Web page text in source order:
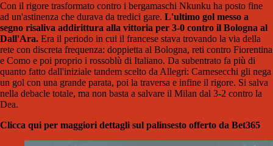
Con il rigore trasformato contro i bergamaschi Nkunku ha posto fine
ad un'astinenza che durava da tredici gare. L'ultimo gol messo a
segno risaliva addirittura alla vittoria per 3-0 contro il Bologna al
Dall'Ara. Era il periodo in cui il francese stava trovando la via della
rete con discreta frequenza: doppietta al Bologna, reti contro Fiorentina
e Como e poi proprio i rossoblù di Italiano. Da subentrato fa più di
quanto fatto dall'iniziale tandem scelto da Allegri: Carnesecchi gli nega
un gol con una grande parata, poi la traversa e infine il rigore. Si salva
nella debacle totale, ma non basta a salvare il Milan dal 3-2 contro la
Dea.
Clicca qui per maggiori dettagli sul palinsesto offerto da Bet365